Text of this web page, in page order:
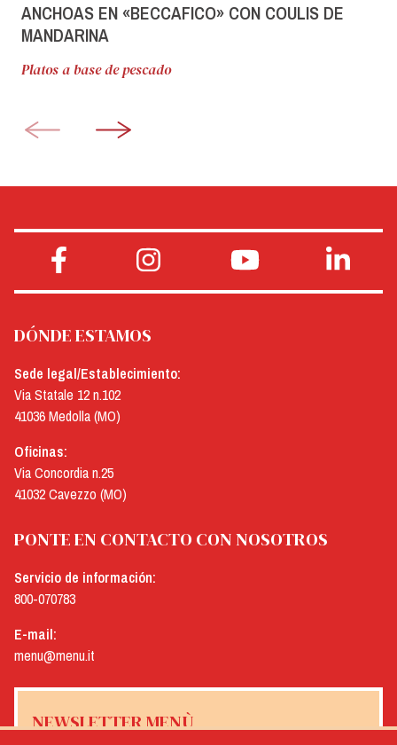
ANCHOAS EN «BECCAFICO» CON COULIS DE
MANDARINA
Platos a base de pescado
DÓNDE ESTAMOS
Sede legal/Establecimiento:
Via Statale 12 n.102
41036 Medolla (MO)
Oficinas:
Via Concordia n.25
41032 Cavezzo (MO)
PONTE EN CONTACTO CON NOSOTROS
Servicio de información:
800-070783
E-mail:
menu@menu.it
NEWSLETTER MENÙ